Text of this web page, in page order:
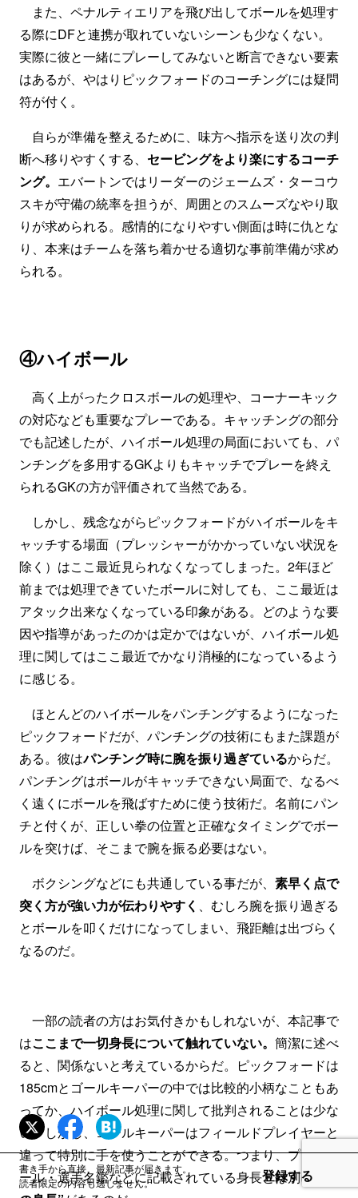
また、ペナルティエリアを飛び出してボールを処理す
る際にDFと連携が取れていないシーンも少なくない。
実際に彼と一緒にプレーしてみないと断言できない要素
はあるが、やはりピックフォードのコーチングには疑問
符が付く。
自らが準備を整えるために、味方へ指示を送り次の判
断へ移りやすくする、 セービングをより楽にするコーチ
ング。 エバートンではリーダーのジェームズ・ターコウ
スキが守備の統率を担うが、周囲とのスムーズなやり取
りが求められる。感情的になりやすい側面は時に仇とな
り、本来はチームを落ち着かせる適切な事前準備が求め
られる。
④ハイボール
高く上がったクロスボールの処理や、コーナーキック
の対応なども重要なプレーである。キャッチングの部分
でも記述したが、ハイボール処理の局面においても、パ
ンチングを多用するGKよりもキャッチでプレーを終え
られるGKの方が評価されて当然である。
しかし、残念ながらピックフォードがハイボールをキ
ャッチする場面（プレッシャーがかかっていない状況を
除く）はここ最近見られなくなってしまった。2年ほど
前までは処理できていたボールに対しても、ここ最近は
アタック出来なくなっている印象がある。どのような要
因や指導があったのかは定かではないが、ハイボール処
理に関してはここ最近でかなり消極的になっているよう
に感じる。
ほとんどのハイボールをパンチングするようになった
ピックフォードだが、パンチングの技術にもまた課題が
ある。彼はパンチング時に腕を振り過ぎているからだ。
パンチングはボールがキャッチできない局面で、なるべ
く遠くにボールを飛ばすために使う技術だ。名前にパン
チと付くが、正しい拳の位置と正確なタイミングでボー
ルを突けば、そこまで腕を振る必要はない。
ボクシングなどにも共通している事だが、 素早く点で
突く方が強い力が伝わりやすく 、むしろ腕を振り過ぎる
とボールを叩くだけになってしまい、飛距離は出づらく
なるのだ。
一部の読者の方はお気付きかもしれないが、本記事で
はここまで一切身長について触れていない。 簡潔に述べ
ると、関係ないと考えているからだ。ピックフォードは
185cmとゴールキーパーの中では比較的小柄なこともあ
ってか、ハイボール処理に関して批判されることは少な
い。しかし、ゴールキーパーはフィールドプレイヤーと
違って特別に手を使うことができる。つまり、プロフィ
ール・選手名鑑などに記載されている身長とは別に
書き手から直接、最新記事が届きます。
読者限定の内容も逃しません。
登録する